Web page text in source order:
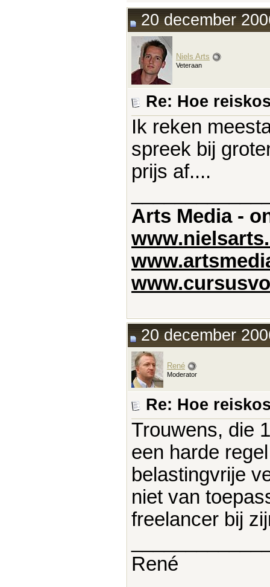
20 december
Niels Arts
Veteraan
Re: Hoe
Ik reken
spreek bij
prijs af....
Arts Media -
20 december
René
Moderator
Re: Hoe
Trouwens, die
een harde
belastingvrije
niet van
freelancer bij
René